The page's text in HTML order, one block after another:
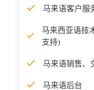
马来语客户服
马来西亚语技
支持)
马来语销售、
马来语后台